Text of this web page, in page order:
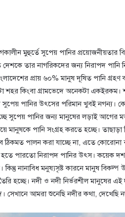
মুহুর্তে সুপেয় পানির
দেশকে তার নাগরিকদের জন্য নিরাপদ
প্রায় ৬০% মানুষ দূষিত পানি
শহর কিংবা গ্রামভেদে অনেকটা
পানির উৎসের পরিমান খুবই নগন্য।
সুপেয় পানির জন্য মানুষের লড়াই
মানুষকে পানি সংগ্রহ করতে হচ্ছে। তাছাড়া
ঠিকমত পালন করা যাচ্ছে না, এতে
পারতো নিরাপদ পানির উৎস। কয়েক দশক
নানাবিধ মনুষ্যসৃষ্ট কারনে মানুষ
হচ্ছে। নদী ও নদী নির্ভরশীল
সেখানে আমরা শুনেছি নদীর কথা, দেখেছি